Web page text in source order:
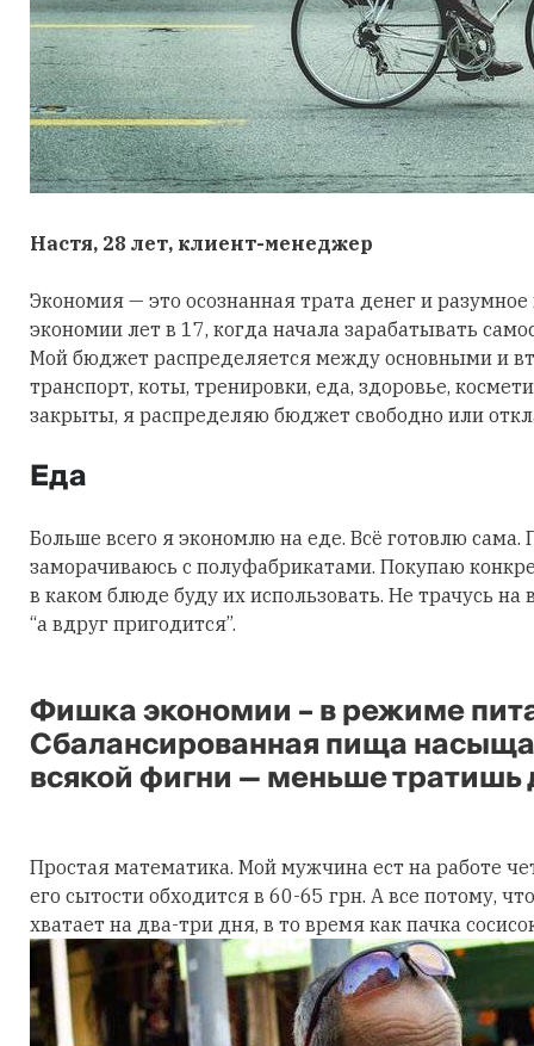
Настя, 28 лет, клиент-менеджер
Экономия — это осознанная трата денег и
экономии лет в 17, когда начала зарабатывать
Мой бюджет распределяется между основными и
транспорт, коты, тренировки, еда, здоровье,
закрыты, я распределяю бюджет свободно или
Еда
Больше всего я экономлю на еде. Всё готовлю
заморачиваюсь с полуфабрикатами. Покупаю
в каком блюде буду их использовать. Не трачусь
“а вдруг пригодится”.
Фишка экономии – в режиме
Сбалансированная пища
всякой фигни — меньше тратишь
Простая математика. Мой мужчина ест на работе
его сытости обходится в 60-65 грн. А все потому,
хватает на два-три дня, в то время как пачка